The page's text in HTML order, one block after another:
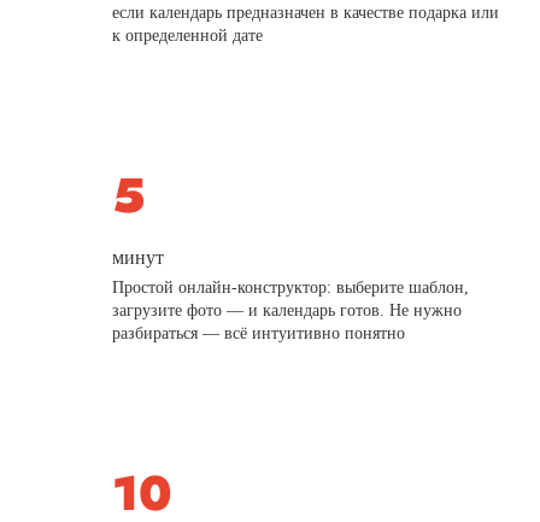
если календарь предназначен в качестве подарка или
к определенной дате
минут
Простой онлайн-конструктор: выберите шаблон,
загрузите фото — и календарь готов. Не нужно
разбираться — всё интуитивно понятно